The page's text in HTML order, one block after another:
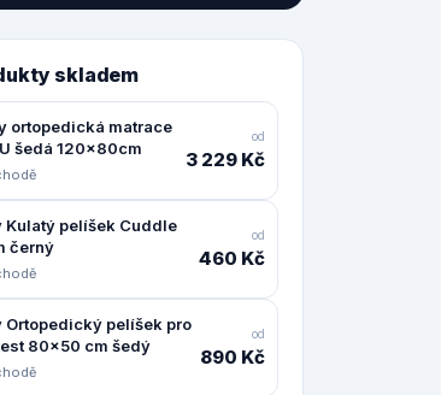
skladem
ortopedická matrace
šedá 120x80cm
od
3 229 Kč
Kulatý pelíšek Cuddle
černý
od
460 Kč
Ortopedický pelíšek pro
80x50 cm šedý
od
890 Kč